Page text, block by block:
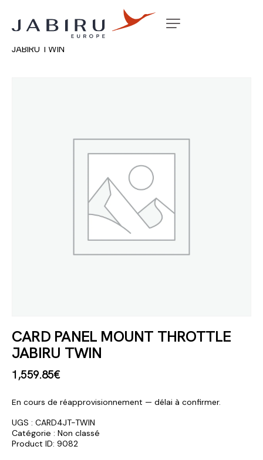
Accueil Non classé
JABIRU TWIN
CARD PANEL MOUNT THROTTLE
JABIRU TWIN
1,559.85€
En cours de réapprovisionnement — délai à confirmer.
UGS : CARD4JT-TWIN
Catégorie : Non classé
Product ID: 9082